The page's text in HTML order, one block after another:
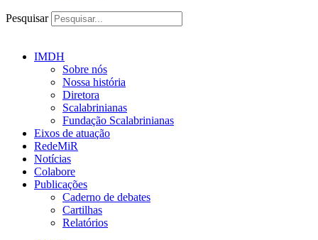
Pesquisar
IMDH
Sobre nós
Nossa história
Diretora
Scalabrinianas​
Fundação Scalabrinianas​
Eixos de atuação
RedeMiR
Notícias​
Colabore
Publicações
Caderno de debates
Cartilhas
Relatórios